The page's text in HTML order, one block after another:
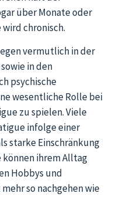
über Monate oder
chronisch.
vermutlich in der
in den
psychische
wesentliche Rolle bei
zu spielen. Viele
infolge einer
starke Einschränkung
ihrem Alltag
Hobbys und
so nachgehen wie